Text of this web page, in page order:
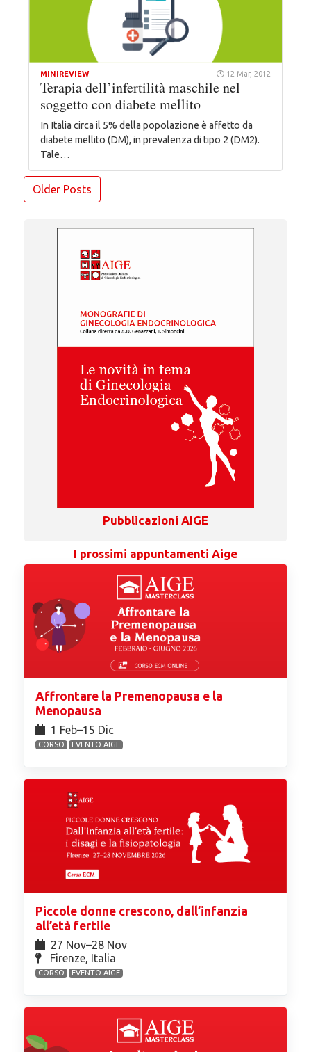
MINIREVIEW 12 Mar, 2012
Terapia dell’infertilità maschile nel
soggetto con diabete mellito
In Italia circa il 5% della popolazione è affetto da
diabete mellito (DM), in prevalenza di tipo 2 (DM2).
Tale…
Navigazione
articoli
Older Posts
Pubblicazioni AIGE
I prossimi appuntamenti Aige
Affrontare la Premenopausa e la
Menopausa
1 Feb⁠–15 Dic
CORSO EVENTO AIGE
Piccole donne crescono, dall’infanzia
all’età fertile
27 Nov⁠–28 Nov
Firenze, Italia
CORSO EVENTO AIGE